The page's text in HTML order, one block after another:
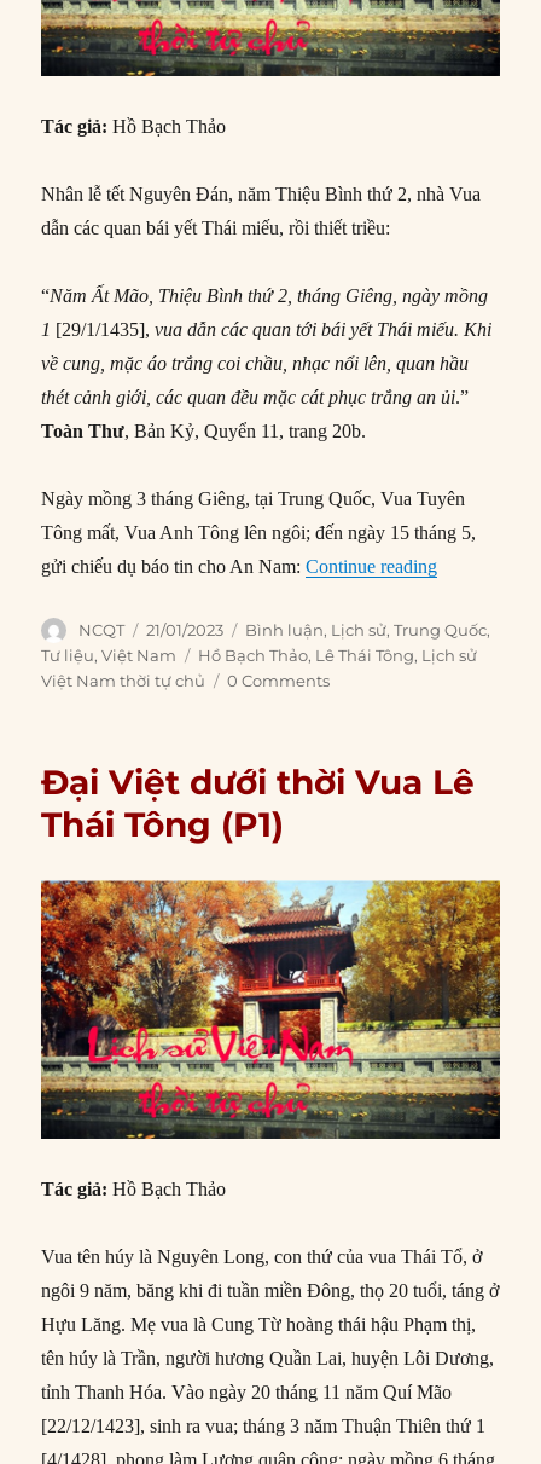
Tác giả: Hồ Bạch Thảo
Nhân lễ tết Nguyên Đán, năm Thiệu Bình thứ 2, nhà Vua
dẫn các quan bái yết Thái miếu, rồi thiết triều:
“Năm Ất Mão, Thiệu Bình thứ 2, tháng Giêng, ngày mồng
1 [29/1/1435], vua dẫn các quan tới bái yết Thái miếu. Khi
về cung, mặc áo trắng coi chầu, nhạc nổi lên, quan hầu
thét cảnh giới, các quan đều mặc cát phục trắng an ủi.”
Toàn Thư, Bản Kỷ, Quyển 11, trang 20b.
Ngày mồng 3 tháng Giêng, tại Trung Quốc, Vua Tuyên
Tông mất, Vua Anh Tông lên ngôi; đến ngày 15 tháng 5,
gửi chiếu dụ báo tin cho An Nam:Continue reading“Đại Việt
Author
NCQT
Posted
on
21/01/2023 Categories
Bình luận, Lịch sử,Trung Quốc,
Tư liệu,Việt Nam Tags
Hồ Bạch Thảo, Lê Thái Tông, Lịch sử
Việt Nam thời tự chủ
0 Comments
Đại Việt dưới thời Vua Lê
Thái Tông (P1)
Tác giả: Hồ Bạch Thảo
Vua tên húy là Nguyên Long, con thứ của vua Thái Tổ, ở
ngôi 9 năm, băng khi đi tuần miền Đông, thọ 20 tuổi, táng ở
Hựu Lăng. Mẹ vua là Cung Từ hoàng thái hậu Phạm thị,
tên húy là Trần, người hương Quần Lai, huyện Lôi Dương,
tỉnh Thanh Hóa. Vào ngày 20 tháng 11 năm Quí Mão
[22/12/1423], sinh ra vua; tháng 3 năm Thuận Thiên thứ 1
[4/1428], phong làm Lương quận công; ngày mồng 6 tháng